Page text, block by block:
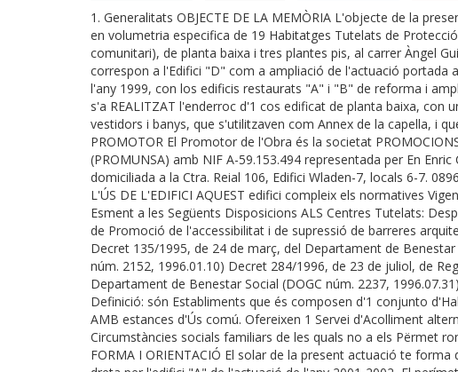
1. Generalitats OBJECTE DE LA MEMÒRIA L'objecte de la
en volumetria especifica de 19 Habitatges Tutelats de
comunitari), de planta baixa i tres plantes pis, al carrer Àngel
correspon a l'Edifici "D" com a ampliació de l'actuació portada
l'any 1999, con los edificis restaurats "A" i "B" de reforma i
s'a REALITZAT l'enderroc d'1 cos edificat de planta baixa, con
vestidors i banys, que s'utilitzaven com Annex de la capella, i
PROMOTOR El Promotor de l'Obra és la societat
(PROMUNSA) amb NIF A-59.153.494 representada per En
domiciliada a la Ctra. Reial 106, Edifici Wladen-7, locals 6-7.
L'ÚS DE L'EDIFICI AQUEST edifici compleix els normatives
Esment a les Següents Disposicions ALS Centres Tutelats:
de Promoció de l'accessibilitat i de supressió de barreres
Decret 135/1995, de 24 de març, del Departament de Benestar
núm. 2152, 1996.01.10) Decret 284/1996, de 23 de juliol, de
Departament de Benestar Social (DOGC núm. 2237,
Definició: són Establiments que és composen d'1 conjunto
AMB estances d'Ús comú. Ofereixen 1 Servei d'Acolliment
Circumstàncies socials familiars de les quals no a els Përmet
FORMA I ORIENTACIÓ El solar de la present actuació te